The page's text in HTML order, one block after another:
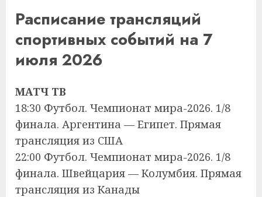
Расписание трансляций
спортивных событий на 7
июля 2026
МАТЧ ТВ
18:30 Футбол. Чемпионат мира-2026. 1/8
финала. Аргентина — Египет. Прямая
трансляция из США
22:00 Футбол. Чемпионат мира-2026. 1/8
финала. Швейцария — Колумбия. Прямая
трансляция из Канады